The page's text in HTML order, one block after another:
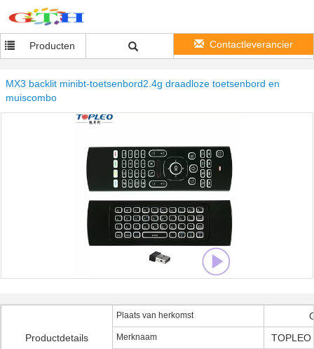
Producten Contactleverancier
MX3 backlit minibt-toetsenbord2.4g draadloze toetsenbord en
muiscombo
Productdetails
Plaats van herkomst
Merknaam TOPLEO